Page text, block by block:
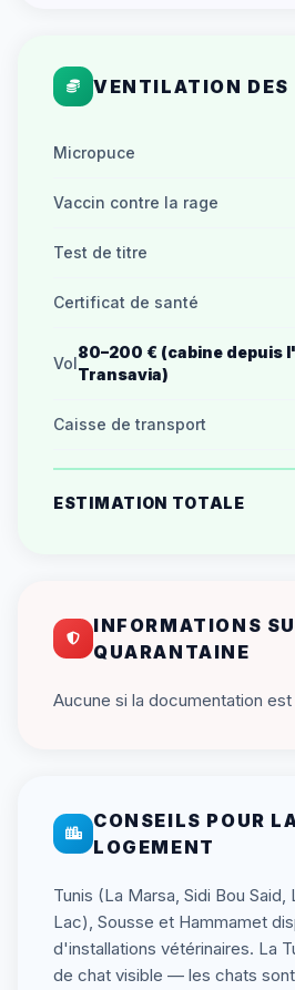
VENTILATION DES
Micropuce
Vaccin contre la rage
Test de titre
Certificat de santé
Vol
80–200 € (cabine depuis
Transavia)
Caisse de transport
ESTIMATION TOTALE
INFORMATIONS
QUARANTAINE
Aucune si la documentation
CONSEILS POUR
LOGEMENT
Tunis (La Marsa, Sidi Bou
Lac), Sousse et Hammamet
d'installations vétérinaires. La
de chat visible — les chats